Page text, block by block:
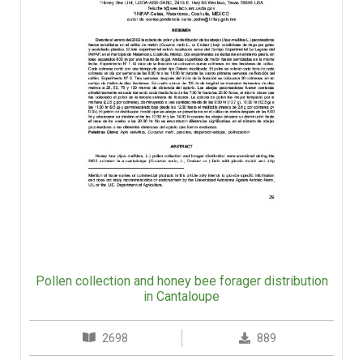
Pollen collection and honey bee forager distribution
in Cantaloupe
2698 889